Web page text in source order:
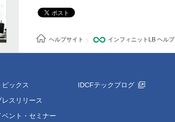
ヘルプサイト インフィニットLB ヘルプ
ピックス
レスリリース
ベント・セミナー
IDCFテックブログ